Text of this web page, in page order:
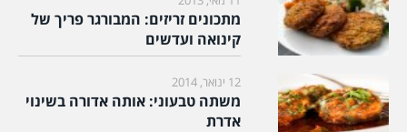
מתכונים זריזים: המבורגר פריך של
קינואה ועדשים
12 ינואר, 2014
משתה טבעוני: אותה אדורה בשינוי
אדרת